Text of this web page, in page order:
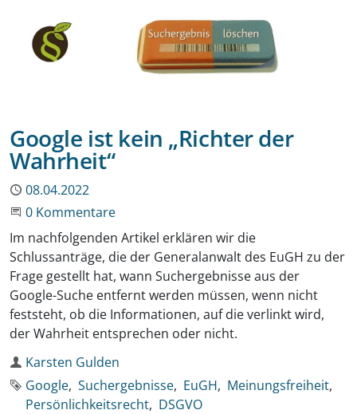
Google ist kein „Richter der
Wahrheit“
Publiziert
08.04.2022
Beginne eine Unterhaltung
0 Kommentare
Im nachfolgenden Artikel erklären wir die
Schlussanträge, die der Generalanwalt des EuGH zu der
Frage gestellt hat, wann Suchergebnisse aus der
Google-Suche entfernt werden müssen, wenn nicht
feststeht, ob die Informationen, auf die verlinkt wird,
der Wahrheit entsprechen oder nicht.
Autor
Karsten Gulden
Schlagworte
Google Suchergebnisse EuGH
Meinungsfreiheit
Persönlichkeitsrecht DSGVO